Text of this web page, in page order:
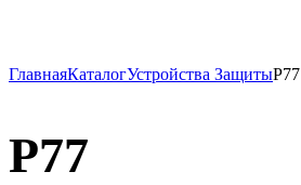
ГлавнаяКаталогУстройства ЗащитыP77
P77